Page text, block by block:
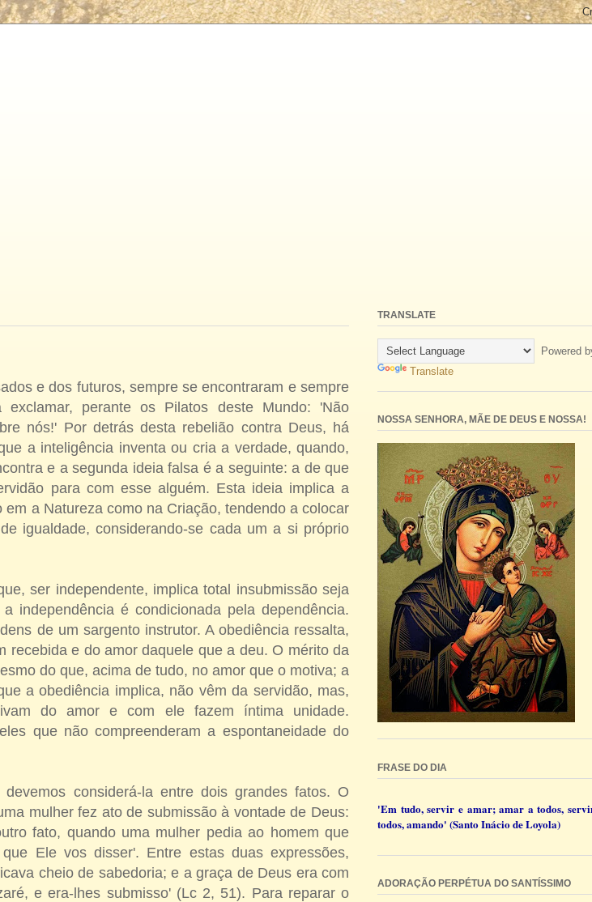
e dos futuros, sempre se encontraram e sempre
perante os Pilatos deste Mundo: 'Não
nós!' Por detrás desta rebelião contra Deus, há
a inteligência inventa ou cria a verdade, quando,
e a segunda ideia falsa é a seguinte: a de que
para com esse alguém. Esta ideia implica a
a Natureza como na Criação, tendendo a colocar
igualdade, considerando-se cada um a si próprio
ser independente, implica total insubmissão seja
independência é condicionada pela dependência.
de um sargento instrutor. A obediência ressalta,
recebida e do amor daquele que a deu. O mérito da
do que, acima de tudo, no amor que o motiva; a
a obediência implica, não vêm da servidão, mas,
do amor e com ele fazem íntima unidade.
que não compreenderam a espontaneidade do
considerá-la entre dois grandes fatos. O
mulher fez ato de submissão à vontade de Deus:
fato, quando uma mulher pedia ao homem que
Ele vos disser'. Entre estas duas expressões,
cheio de sabedoria; e a graça de Deus era com
e era-lhes submisso' (Lc 2, 51). Para reparar o
TRANSLATE
Powered
Translate
NOSSA SENHORA, MÃE DE DEUS E NOSSA!
FRASE DO DIA
'Em tudo, servir e amar; amar a todos,
todos, amando' (Santo Inácio de Loyola)
ADORAÇÃO PERPÉTUA DO SANTÍSSIMO